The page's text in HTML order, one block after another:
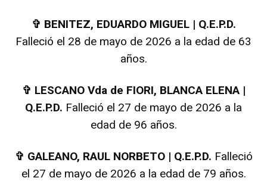
✞ BENITEZ, EDUARDO MIGUEL | Q.E.P.D.
Falleció el 28 de mayo de 2026 a la edad de 63
años.
✞ LESCANO Vda de FIORI, BLANCA ELENA |
Q.E.P.D. Falleció el 27 de mayo de 2026 a la
edad de 96 años.
✞ GALEANO, RAUL NORBETO | Q.E.P.D. Falleció
el 27 de mayo de 2026 a la edad de 79 años.